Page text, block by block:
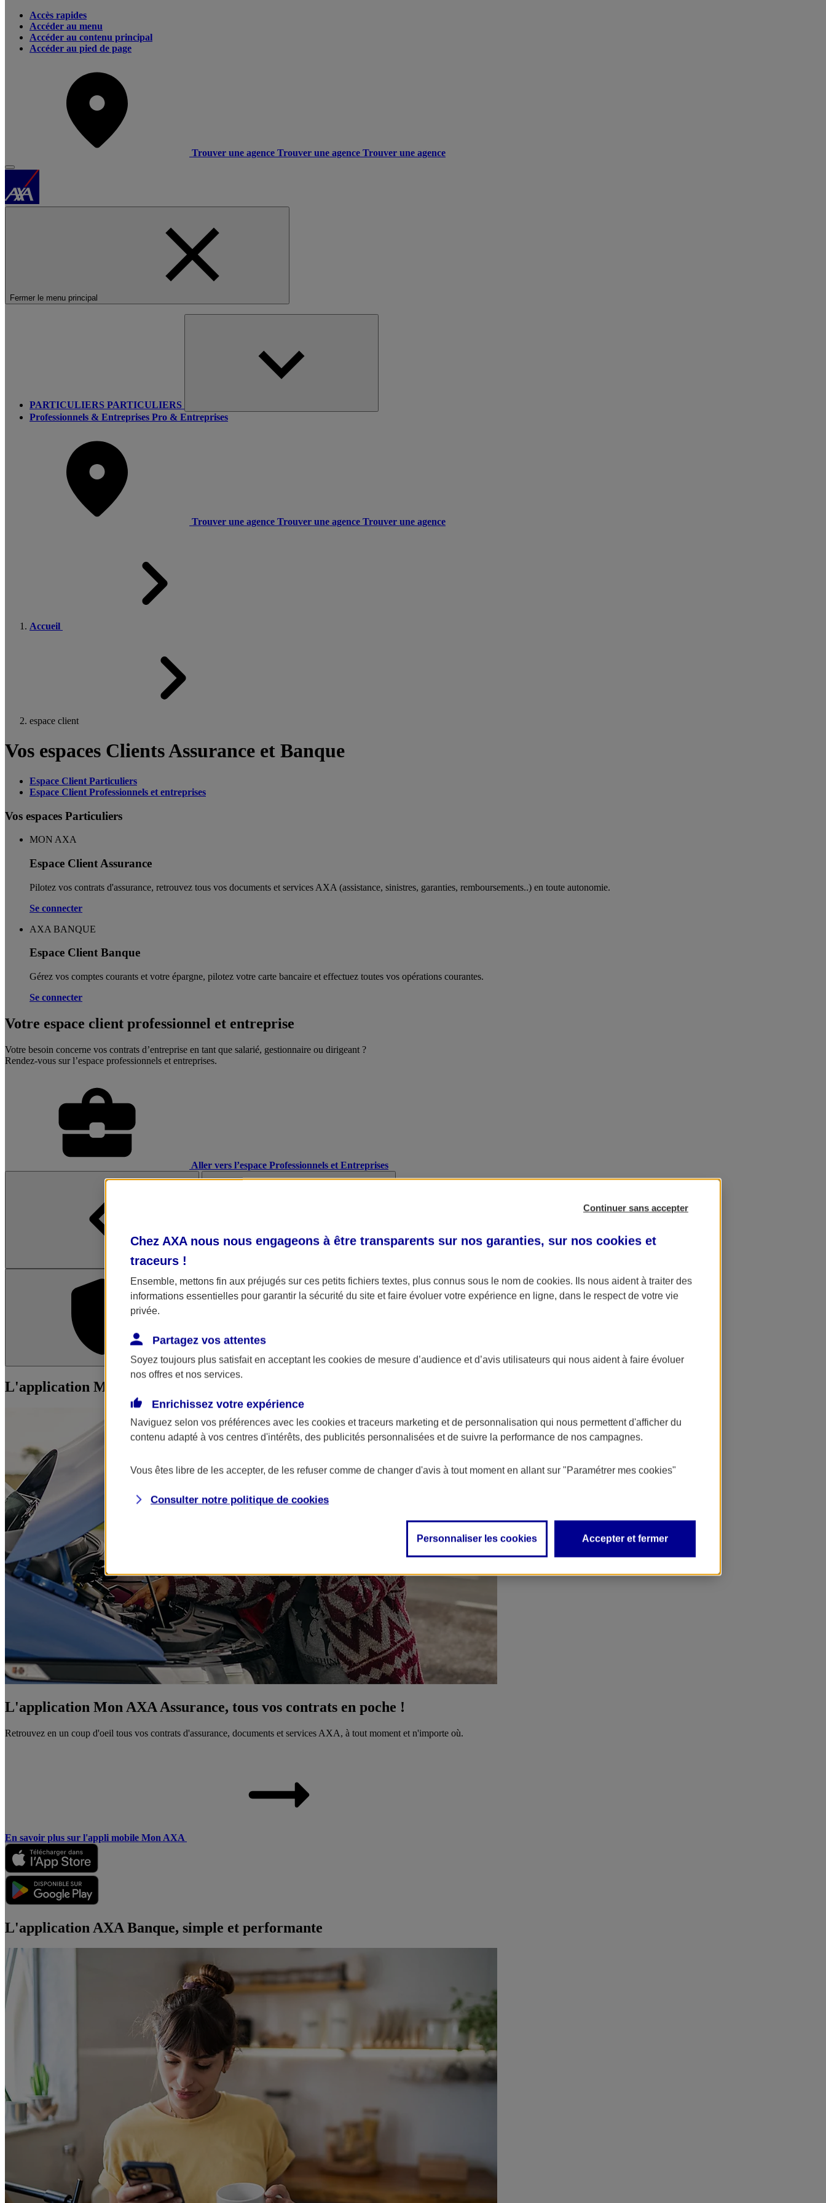
Accès rapides
Accéder au menu
Accéder au contenu principal
Accéder au pied de page
Trouver une agence Trouver une agence Trouver une agence
Fermer le menu principal
PARTICULIERS PARTICULIERS
Professionnels & Entreprises Pro & Entreprises
Trouver une agence Trouver une agence Trouver une agence
Accueil
espace client
Vos espaces Clients Assurance et Banque
Espace Client Particuliers
Espace Client Professionnels et entreprises
Vos espaces Particuliers
MON AXA
Espace Client Assurance
Pilotez vos contrats d'assurance, retrouvez tous vos documents et services AXA (assistance, sinistres, garanties, remboursements..) en toute autonomie. ​
Se connecter
AXA BANQUE
Espace Client Banque
Gérez vos comptes courants et votre épargne, pilotez votre carte bancaire et effectuez toutes vos opérations courantes.
Se connecter
Votre espace client professionnel et entreprise
Votre besoin concerne vos contrats d’entreprise en tant que salarié, gestionnaire ou dirigeant ?
Rendez-vous sur l’espace professionnels et entreprises.
Aller vers l’espace Professionnels et Entreprises
L'application Mon AXA Assurance L'application AXA Banque
L'application Mon AXA Assurance, tous vos contrats en poche !
L'application Mon AXA Assurance, tous vos contrats en poche !
Retrouvez en un coup d'oeil tous vos contrats d'assurance, documents et services AXA, à tout moment et n'importe où.
En savoir plus sur l'appli mobile Mon AXA
L'application AXA Banque, simple et performante
Continuer sans accepter
Chez AXA nous nous engageons à être transparents sur nos garanties, sur nos cookies et
traceurs !
Ensemble, mettons fin aux préjugés sur ces petits fichiers textes, plus connus sous le nom de cookies. Ils nous aident à traiter des
informations essentielles pour garantir la sécurité du site et faire évoluer votre expérience en ligne, dans le respect de votre vie
privée.
Partagez vos attentes
Soyez toujours plus satisfait en acceptant les cookies de mesure d’audience et d’avis utilisateurs qui nous aident à faire évoluer
nos offres et nos services.
Enrichissez votre expérience
Naviguez selon vos préférences avec les cookies et traceurs marketing et de personnalisation qui nous permettent d'afficher du
contenu adapté à vos centres d'intérêts, des publicités personnalisées et de suivre la performance de nos campagnes.
Vous êtes libre de les accepter, de les refuser comme de changer d'avis à tout moment en allant sur "Paramétrer mes cookies"
Consulter notre politique de cookies
Personnaliser les cookies Accepter et fermer